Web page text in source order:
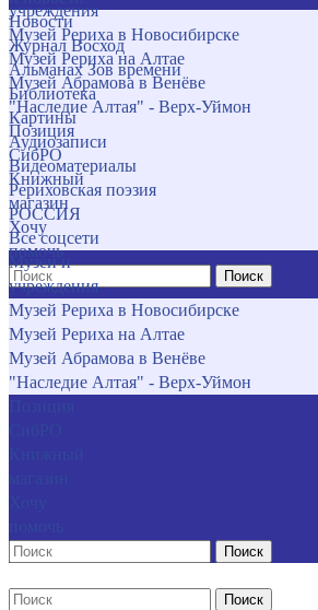
учреждения
Музей Рериха в Новосибирске
Музей Рериха на Алтае
Музей Абрамова в Венёве
"Наследие Алтая" - Верх-Уймон
Позиция
СибРО
Книжный
магазин
Хочу
помочь
Поиск
Новости
Журнал Восход
Альманах Зов времени
Библиотека
Картины
Аудиозаписи
Видеоматериалы
Рериховская поэзия
РОССИЯ
Все соцсети
Музеи и
учреждения
Музей Рериха в Новосибирске
Музей Рериха на Алтае
Музей Абрамова в Венёве
"Наследие Алтая" - Верх-Уймон
Поиск
Поиск